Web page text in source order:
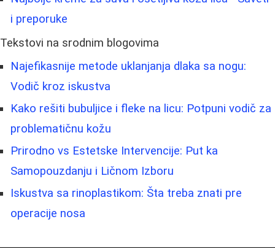
i preporuke
Tekstovi na srodnim blogovima
Najefikasnije metode uklanjanja dlaka sa nogu:
Vodič kroz iskustva
Kako rešiti bubuljice i fleke na licu: Potpuni vodič za
problematičnu kožu
Prirodno vs Estetske Intervencije: Put ka
Samopouzdanju i Ličnom Izboru
Iskustva sa rinoplastikom: Šta treba znati pre
operacije nosa